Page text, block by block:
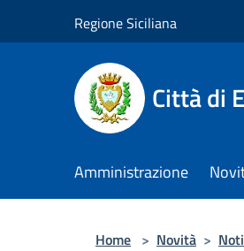
Regione Siciliana
Città di
Amministrazione
Home > Novità >